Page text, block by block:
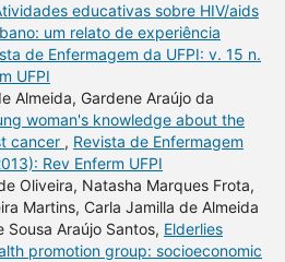
educativas sobre HIV/aids
um relato de experiência
de Enfermagem da UFPI: v. 15 n.
UFPI
Almeida, Gardene Araújo da
woman's knowledge about the
cancer , Revista de Enfermagem
Rev Enferm UFPI
Oliveira, Natasha Marques Frota,
Martins, Carla Jamilla de Almeida
Sousa Araújo Santos, Elderlies
promotion group: socioeconomic